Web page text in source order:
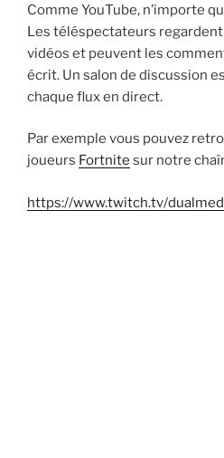
Comme YouTube, n’importe
Les téléspectateurs
vidéos et peuvent les
écrit. Un salon de discussion
chaque flux en direct.
Par exemple vous pouvez
joueurs Fortnite sur notre
https://www.twitch.tv/